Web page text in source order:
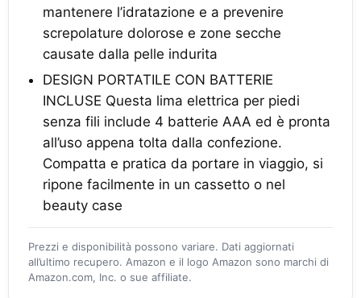
mantenere l’idratazione e a prevenire
screpolature dolorose e zone secche
causate dalla pelle indurita
DESIGN PORTATILE CON BATTERIE
INCLUSE Questa lima elettrica per piedi
senza fili include 4 batterie AAA ed è pronta
all’uso appena tolta dalla confezione.
Compatta e pratica da portare in viaggio, si
ripone facilmente in un cassetto o nel
beauty case
Prezzi e disponibilità possono variare. Dati aggiornati
all’ultimo recupero. Amazon e il logo Amazon sono marchi di
Amazon.com, Inc. o sue affiliate.